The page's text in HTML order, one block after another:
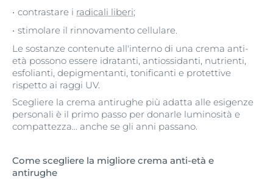
contrastare i radicali liberi;
stimolare il rinnovamento cellulare.
Le sostanze contenute all'interno di una crema anti-
età possono essere idratanti, antiossidanti, nutrienti,
esfolianti, depigmentanti, tonificanti e protettive
rispetto ai raggi UV.
Scegliere la crema antirughe più adatta alle esigenze
personali è il primo passo per donarle luminosità e
compattezza... anche se gli anni passano.
Come scegliere la migliore crema anti-età e
antirughe